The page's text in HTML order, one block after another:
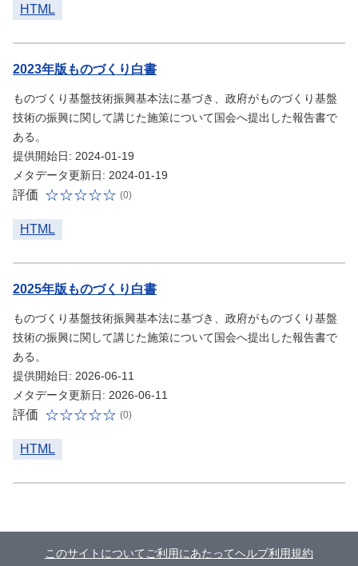
HTML
2023年版ものづくり白書
ものづくり基盤技術振興基本法に基づき、政府がものづくり基盤
技術の振興に関して講じた施策について国会へ提出した報告書で
ある。
提供開始日: 2024-01-19
メタデータ更新日: 2024-01-19
評価 (0)
HTML
2025年版ものづくり白書
ものづくり基盤技術振興基本法に基づき、政府がものづくり基盤
技術の振興に関して講じた施策について国会へ提出した報告書で
ある。
提供開始日: 2026-06-11
メタデータ更新日: 2026-06-11
評価 (0)
HTML
このサイトについて ご利用にあたってヘルプ利用規約